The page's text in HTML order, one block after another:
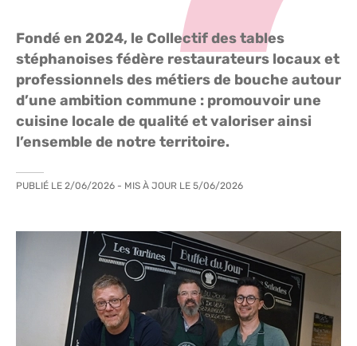
Fondé en 2024, le Collectif des tables
stéphanoises fédère restaurateurs locaux et
professionnels des métiers de bouche autour
d’une ambition commune : promouvoir une
cuisine locale de qualité et valoriser ainsi
l’ensemble de notre territoire.
PUBLIÉ LE 2/06/2026 - MIS À JOUR LE 5/06/2026